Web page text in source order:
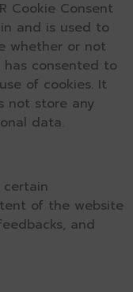
Cookie Consent
and is used to
whether or not
has consented to
of cookies. It
not store any
data.
certain
of the website
and